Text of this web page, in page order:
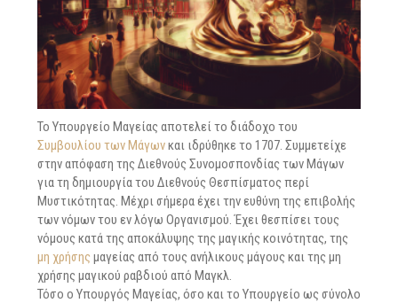
Το Υπουργείο Μαγείας αποτελεί το διάδοχο του
Συμβουλίου των Μάγωνκαι ιδρύθηκε το 1707. Συμμετείχε
στην απόφαση της Διεθνούς Συνομοσπονδίας των Μάγων
για τη δημιουργία του Διεθνούς Θεσπίσματος περί
Μυστικότητας. Μέχρι σήμερα έχει την ευθύνη της επιβολής
των νόμων του εν λόγω Οργανισμού. Έχει θεσπίσει τους
νόμους κατά της αποκάλυψης της μαγικής κοινότητας, της
μη χρήσης μαγείας από τους ανήλικους μάγους και της μη
χρήσης μαγικού ραβδιού από Μαγκλ.
Τόσο ο Υπουργός Μαγείας, όσο και το Υπουργείο ως σύνολο